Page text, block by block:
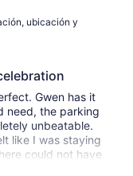
ubicación y
Gwen has it
need, the parking
unbeatable.
like I was staying
could not have